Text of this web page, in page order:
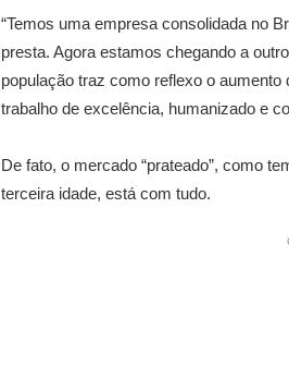
​“Temos uma empresa consolidada no
presta. Agora estamos chegando a
população traz como reflexo o
trabalho de excelência, humanizado e
De fato, o mercado “prateado”, como
terceira idade, está com tudo.